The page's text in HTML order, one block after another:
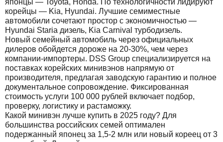
японцы — Toyota, Honda. По технологичности лидируют
корейцы — Kia, Hyundai. Лучшие семиместные
автомобили сочетают простор с экономичностью —
Hyundai Staria дизель, Kia Carnival турбодизель.
Новый семейный автомобиль через официальных
дилеров обойдется дороже на 20-30%, чем через
компании-импортеры. DSS Group специализируется на
поставках корейских минивэнов напрямую от
производителя, предлагая заводскую гарантию и полное
документальное сопровождение. Фиксированная
стоимость услуги 100 000 рублей включает подбор,
проверку, логистику и растаможку.
Какой минивэн лучше купить в 2025 году? Для
большинства российских семей оптимален
подержанный японец за 1,5-2 млн или новый кореец от 3